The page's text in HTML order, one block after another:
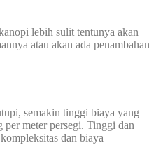
lebih sulit tentunya akan
atau akan ada penambahan
semakin tinggi biaya yang
meter persegi. Tinggi dan
dan biaya